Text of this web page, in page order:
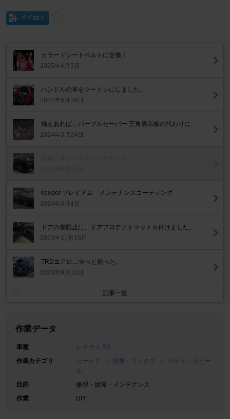
イイね！
カラードシートベルトに交換！
2025年4月3日
ハンドルの革をツートンにしました。
2024年6月16日
備えあれば…パープルセーバー 三角表示板の代わりに
2024年3月24日
keeper プレミアム メンテナンスコーティング
2024年3月4日
ドアの傷防止に、ドアプロテクトマットを付けました。
2023年11月15日
TRDエアロ…やっと揃った。
2023年9月10日
記事一覧
作業データ
車種
レクサス RX
作業カテゴリ
カーケア 洗車・ワックス
ボディ・ホイー
ル
目的
修理・故障・メンテナンス
作業
DIY